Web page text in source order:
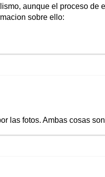
aunque el proceso de
sobre ello:
las fotos. Ambas cosas